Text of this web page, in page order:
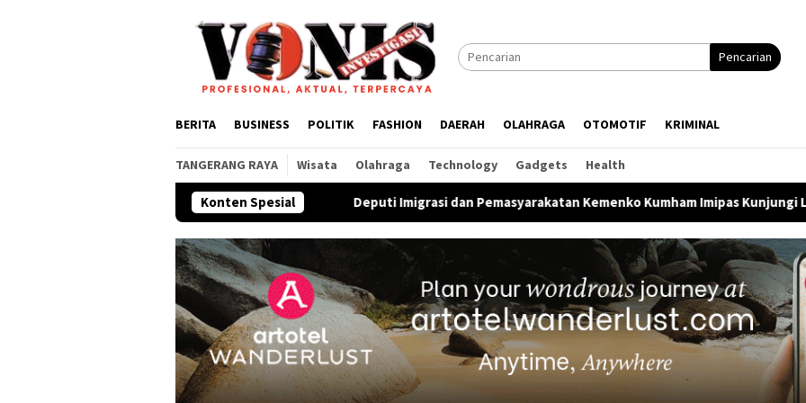
Pencarian
BERITA BUSINESS POLITIK FASHION DAERAH OLAHRAGA OTOMOTIF KRIMINAL
TANGERANG RAYA Wisata Olahraga Technology Gadgets Health
Konten Spesial
Deputi Imigrasi dan Pemasyarakatan Kemenko Kumham Imipas Kunjungi Lapas Batam, Bahas